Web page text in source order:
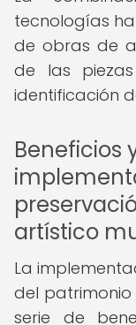
tecnologías
de obras de
de las
identificación
Beneficios
artístico
La
del
serie de